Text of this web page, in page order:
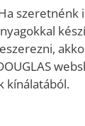
szeretnénk
kínálatából.